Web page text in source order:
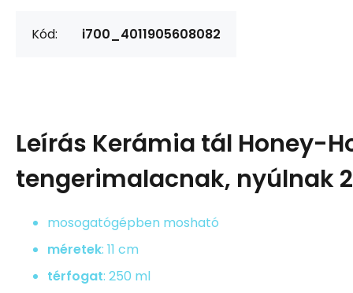
Kód: i700_4011905608082
Leírás Kerámia tál Honey-
tengerimalacnak, nyúlnak
mosogatógépben mosható
méretek: 11 cm
térfogat: 250 ml